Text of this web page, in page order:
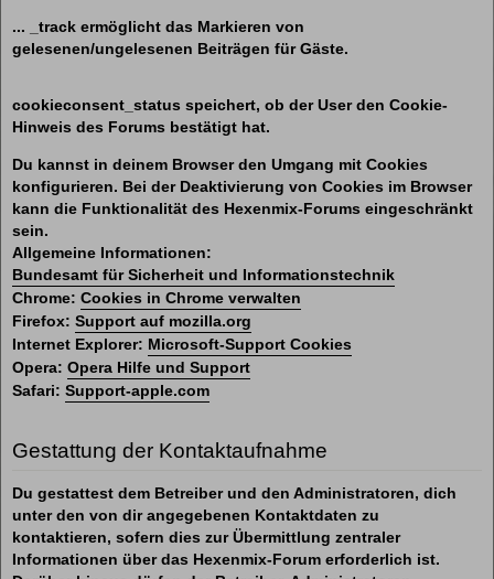
... _track ermöglicht das Markieren von
gelesenen/ungelesenen Beiträgen für Gäste.
cookieconsent_status speichert, ob der User den Cookie-
Hinweis des Forums bestätigt hat.
Du kannst in deinem Browser den Umgang mit Cookies
konfigurieren. Bei der Deaktivierung von Cookies im Browser
kann die Funktionalität des Hexenmix-Forums eingeschränkt
sein.
Allgemeine Informationen:
Bundesamt für Sicherheit und Informationstechnik
Chrome: Cookies in Chrome verwalten
Firefox: Support auf mozilla.org
Internet Explorer: Microsoft-Support Cookies
Opera: Opera Hilfe und Support
Safari: Support-apple.com
Gestattung der Kontaktaufnahme
Du gestattest dem Betreiber und den Administratoren, dich
unter den von dir angegebenen Kontaktdaten zu
kontaktieren, sofern dies zur Übermittlung zentraler
Informationen über das Hexenmix-Forum erforderlich ist.